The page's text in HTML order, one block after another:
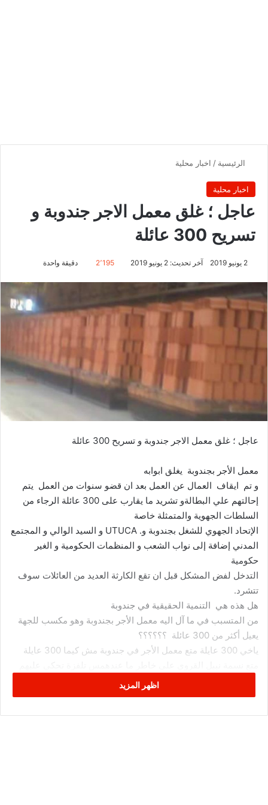
الرئيسية / اخبار محلية
اخبار محلية
عاجل ؛ غلق معمل الاجر جندوبة و
تسريح 300 عائلة
2 يونيو 2019 آخر تحديث: 2 يونيو 2019 2٬195 دقيقة واحدة
عاجل ؛ غلق معمل الاجر جندوبة و تسريح 300 عائلة
معمل الأجر بجندوبة يغلق ابوابه
و تم ايقاف العمال عن العمل بعد ان قضو سنوات من العمل يتم
إحالتهم علي البطالةو تشريد ما يقارب على 300 عائلة الرجاء من
السلطات الجهوية والمتمثلة خاصة
الإتحاد الجهوي للشغل بجندوبة و. UTUCA و السيد الوالي و المجتمع
المدني إضافة إلى نواب الشعب و المنظمات الحكومية و الغير
حكومية
التدخل لفض المشكل قبل ان تقع الكارثة العديد من العائلات سوف
تتشرد.
هل هذه هي التنمية الحقيقية في جندوبة
من المتسبب في ما آل اليه معمل الأجر بجندوبة وهو مكسب للجهة
يعيل أكثر من 300 عائلة ؟؟؟؟؟؟
ياخي 300 عايلة متع معمل الأجر في جندوبة مش كيما 300 عايلة
هم مجرد رقم إنتخابي لا غير ياكل او الله لا باش كلا
ويني الاحزاب و الإعلام و السياسيين لوقفو مع نسمة متع نبيل
اظهر المزيد